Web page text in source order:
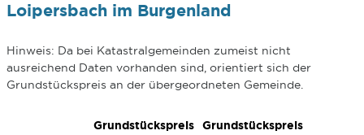
Loipersbach im Burgenland
Hinweis: Da bei Katastralgemeinden zumeist nicht
ausreichend Daten vorhanden sind, orientiert sich der
Grundstückspreis an der übergeordneten Gemeinde.
Grundstückspreis
Grundstückspreis